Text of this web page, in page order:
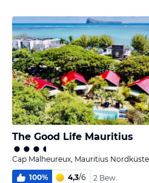
The Good Life Mauritius
Cap Malheureux, Mauritius Nordküste
100% 4,3/6 2 Bew.